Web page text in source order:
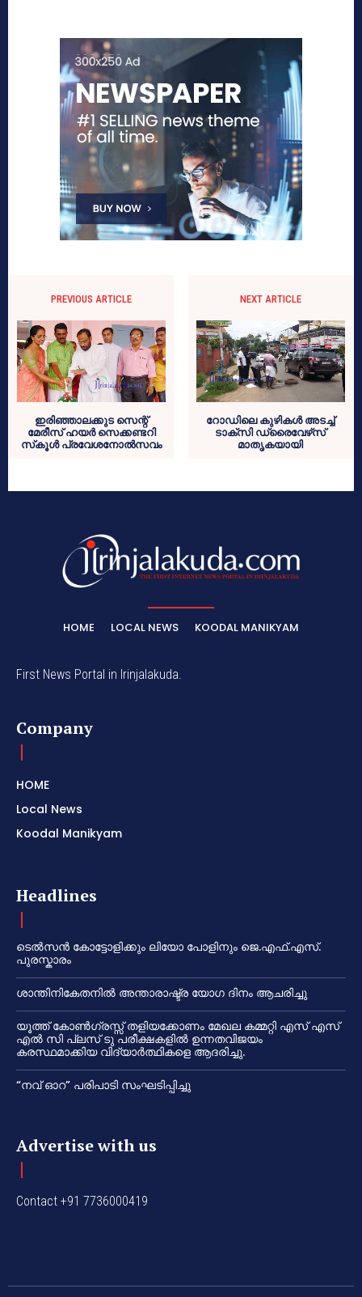
PREVIOUS ARTICLE
ഇരിഞ്ഞാലക്കുട സെന്റ്
മേരീസ് ഹയര്‍ സെക്കണ്ടറി
സ്‌കൂള്‍ പ്രവേശനോല്‍സവം
NEXT ARTICLE
റോഡിലെ കുഴികള്‍ അടച്ച്
ടാക്‌സി ഡ്രൈവേഴ്‌സ്
മാതൃകയായി
HOME LOCAL NEWS KOODAL MANIKYAM
First News Portal in Irinjalakuda.
Company
HOME
Local News
Koodal Manikyam
Headlines
ടെൽസൻ കോട്ടോളിക്കും ലിയോ പോളിനും ജെ.എഫ്.എസ്.
പുരസ്കാരം
ശാന്തിനികേതനിൽ അന്താരാഷ്ട്ര യോഗ ദിനം ആചരിച്ചു
യൂത്ത് കോൺഗ്രസ്സ് തളിയക്കോണം മേഖല കമ്മറ്റി എസ് എസ്
എൽ സി പ്ലസ് ടു പരീക്ഷകളിൽ ഉന്നതവിജയം
കരസ്ഥമാക്കിയ വിദ്യാർത്ഥികളെ ആദരിച്ചു.
“നവ് ഓറ” പരിപാടി സംഘടിപ്പിച്ചു
Advertise with us
Contact +91 7736000419